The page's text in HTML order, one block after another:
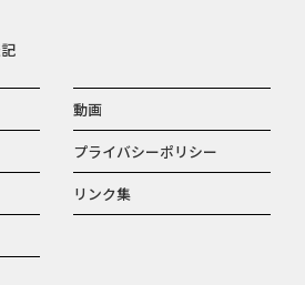
動画
プライバシーポリシー
リンク集